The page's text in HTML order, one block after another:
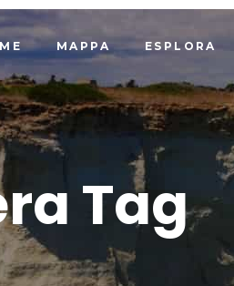
MAPPA ESPLORA
Tag